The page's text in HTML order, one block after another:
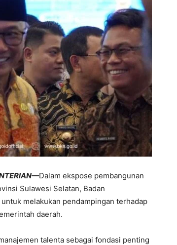
Dalam ekspose pembangunan
Sulawesi Selatan, Badan
melakukan pendampingan terhadap
daerah.
talenta sebagai fondasi penting